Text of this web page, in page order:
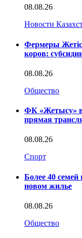
08.08.26
Новости
Фермеры
коров:
08.08.26
Общество
ФК «Жетысу»
прямая
08.08.26
Спорт
Более 40
новом жилье
08.08.26
Общество